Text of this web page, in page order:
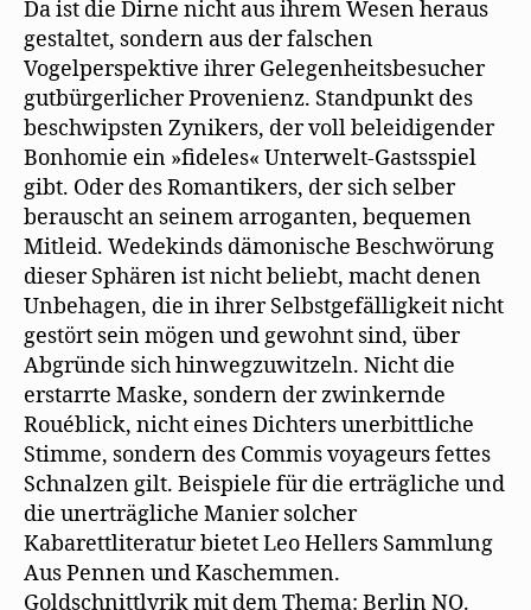
Da ist die Dirne nicht aus ihrem Wesen heraus
gestaltet, sondern aus der falschen
Vogelperspektive ihrer Gelegenheitsbesucher
gutbürgerlicher Provenienz. Standpunkt des
beschwipsten Zynikers, der voll beleidigender
Bonhomie ein »fideles« Unterwelt-Gastsspiel
gibt. Oder des Romantikers, der sich selber
berauscht an seinem arroganten, bequemen
Mitleid. Wedekinds dämonische Beschwörung
dieser Sphären ist nicht beliebt, macht denen
Unbehagen, die in ihrer Selbstgefälligkeit nicht
gestört sein mögen und gewohnt sind, über
Abgründe sich hinwegzuwitzeln. Nicht die
erstarrte Maske, sondern der zwinkernde
Rouéblick, nicht eines Dichters unerbittliche
Stimme, sondern des Commis voyageurs fettes
Schnalzen gilt. Beispiele für die erträgliche und
die unerträgliche Manier solcher
Kabarettliteratur bietet Leo Hellers Sammlung
Aus Pennen und Kaschemmen.
Goldschnittlyrik mit dem Thema: Berlin NO.